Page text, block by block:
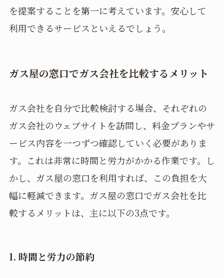
を提案することを第一に考えています。安心して
利用できるサービスといえるでしょう。
ガス屋の窓口でガス会社を比較するメリット
ガス会社を自分で比較検討する場合、それぞれの
ガス会社のウェブサイトを訪問し、料金プランやサ
ービス内容を一つずつ確認していく必要がありま
す。これは非常に時間と労力がかかる作業です。し
かし、ガス屋の窓口を利用すれば、この負担を大
幅に軽減できます。ガス屋の窓口でガス会社を比
較するメリットは、主に以下の3点です。
1. 時間と労力の節約